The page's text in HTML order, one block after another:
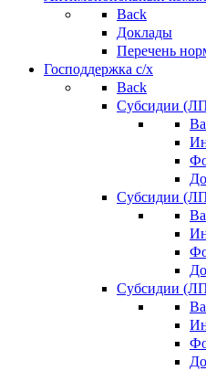
Back
Доклады
Перечень
Господдержка с/х
Back
Субсидии
Субсидии
Субсидии